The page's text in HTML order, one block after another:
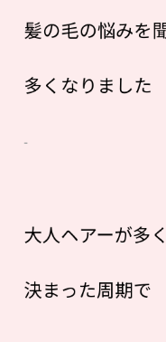
髪の毛の悩みを
多くなりました
大人ヘアーが多
決まった周期で